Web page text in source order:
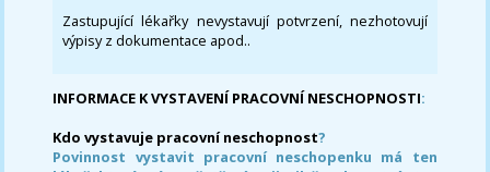
Zastupující lékařky nevystavují potvrzení, nezhotovují
výpisy z dokumentace apod..
INFORMACE K VYSTAVENÍ PRACOVNÍ NESCHOPNOSTI:
Kdo vystavuje pracovní neschopnost?
Povinnost vystavit pracovní neschopenku má ten